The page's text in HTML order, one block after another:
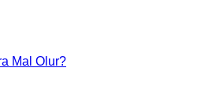
Mal Olur?